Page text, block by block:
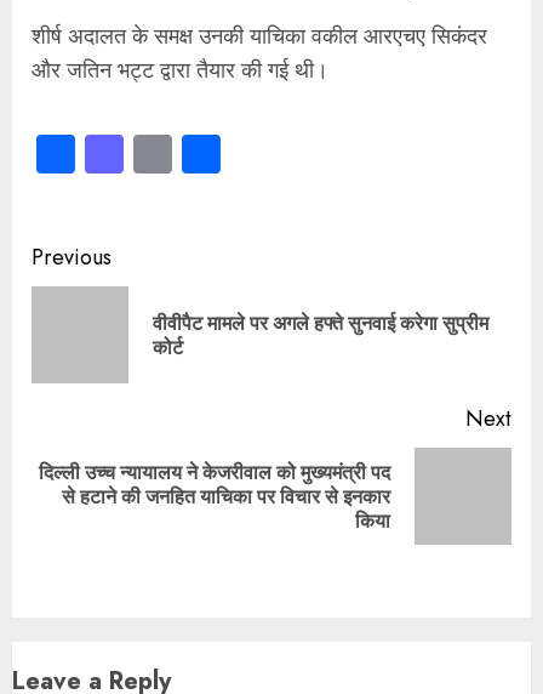
शीर्ष अदालत के समक्ष उनकी याचिका वकील आरएचए सिकंदर
और जतिन भट्ट द्वारा तैयार की गई थी।
Facebook
Mastodon
Email
Continue
Reading
Previous
वीवीपैट मामले पर अगले हफ्ते सुनवाई करेगा सुप्रीम
कोर्ट
Next
Next
दिल्ली उच्च न्यायालय ने केजरीवाल को मुख्यमंत्री पद
से हटाने की जनहित याचिका पर विचार से इनकार
किया
Leave a Reply